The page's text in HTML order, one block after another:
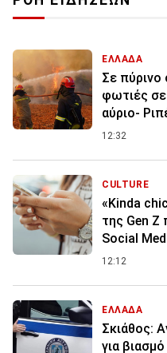
ΕΛΛΑΔΑ
Σε πύρινο
φωτιές σε
αύριο-
12:32
CULTURE
«Kinda
της Gen Z
Social
12:12
ΕΛΛΑΔΑ
Σκιάθος:
για